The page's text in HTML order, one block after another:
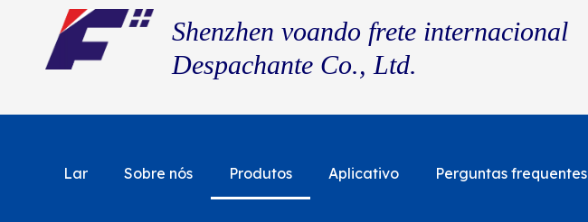
Shenzhen voando frete internacional
Despachante Co., Ltd.
Lar Sobre nós Produtos Aplicativo Perguntas frequentes